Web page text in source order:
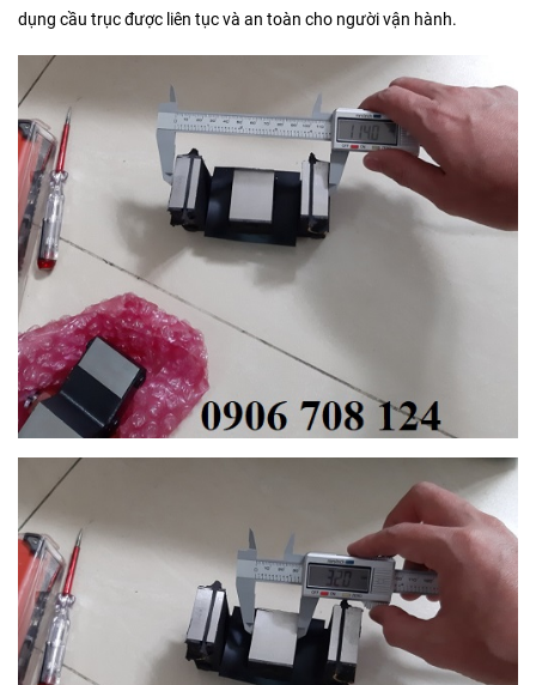
dụng cầu trục được liên tục và an toàn cho người vận hành.